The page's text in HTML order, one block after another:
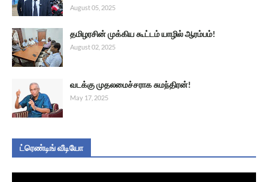
August 05, 2025
தமிழரசின் முக்கிய கூட்டம் யாழில் ஆரம்பம்!
August 02, 2025
வடக்கு முதலமைச்சராக சுமந்திரன்!
May 17, 2025
ட்ரெண்டிங் வீடியோ